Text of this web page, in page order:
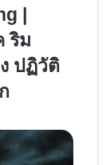
|
ริม
ปฏิวัติ